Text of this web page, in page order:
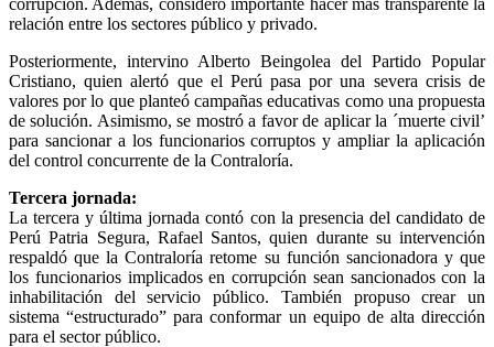
relación entre los sectores público y privado.
Posteriormente, intervino Alberto Beingolea del Partido Popular
Cristiano, quien alertó que el Perú pasa por una severa crisis de
valores por lo que planteó campañas educativas como una propuesta
de solución. Asimismo, se mostró a favor de aplicar la ´muerte civil’
para sancionar a los funcionarios corruptos y ampliar la aplicación
del control concurrente de la Contraloría.
Tercera jornada:
La tercera y última jornada contó con la presencia del candidato de
Perú Patria Segura, Rafael Santos, quien durante su intervención
respaldó que la Contraloría retome su función sancionadora y que
los funcionarios implicados en corrupción sean sancionados con la
inhabilitación del servicio público. También propuso crear un
sistema “estructurado” para conformar un equipo de alta dirección
para el sector público.